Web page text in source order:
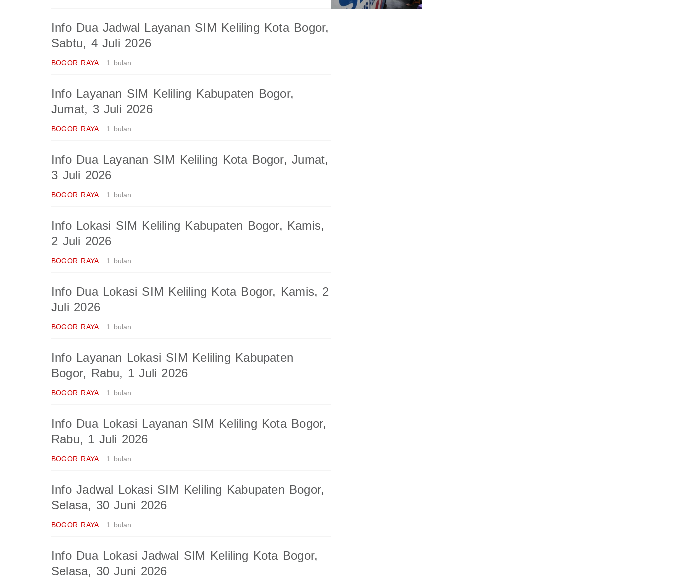
Info Dua Jadwal Layanan SIM Keliling Kota Bogor,
Sabtu, 4 Juli 2026
BOGOR RAYA 1 bulan
Info Layanan SIM Keliling Kabupaten Bogor,
Jumat, 3 Juli 2026
BOGOR RAYA 1 bulan
Info Dua Layanan SIM Keliling Kota Bogor, Jumat,
3 Juli 2026
BOGOR RAYA 1 bulan
Info Lokasi SIM Keliling Kabupaten Bogor, Kamis,
2 Juli 2026
BOGOR RAYA 1 bulan
Info Dua Lokasi SIM Keliling Kota Bogor, Kamis, 2
Juli 2026
BOGOR RAYA 1 bulan
Info Layanan Lokasi SIM Keliling Kabupaten
Bogor, Rabu, 1 Juli 2026
BOGOR RAYA 1 bulan
Info Dua Lokasi Layanan SIM Keliling Kota Bogor,
Rabu, 1 Juli 2026
BOGOR RAYA 1 bulan
Info Jadwal Lokasi SIM Keliling Kabupaten Bogor,
Selasa, 30 Juni 2026
BOGOR RAYA 1 bulan
Info Dua Lokasi Jadwal SIM Keliling Kota Bogor,
Selasa, 30 Juni 2026